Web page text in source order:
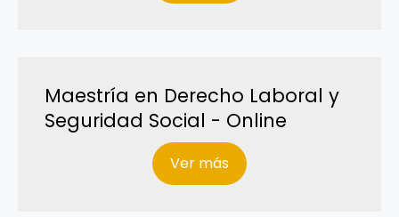
Maestría en Derecho Laboral y
Seguridad Social - Online
Ver más